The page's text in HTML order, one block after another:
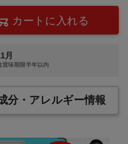
月
賞味期限半年以内
分・アレルギー情報